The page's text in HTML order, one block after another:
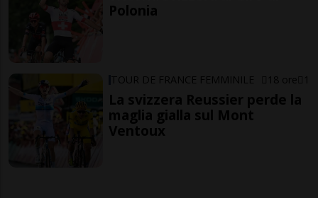
Polonia
TOUR DE FRANCE FEMMINILE 18 ore 1
La svizzera Reussier perde la
maglia gialla sul Mont
Ventoux